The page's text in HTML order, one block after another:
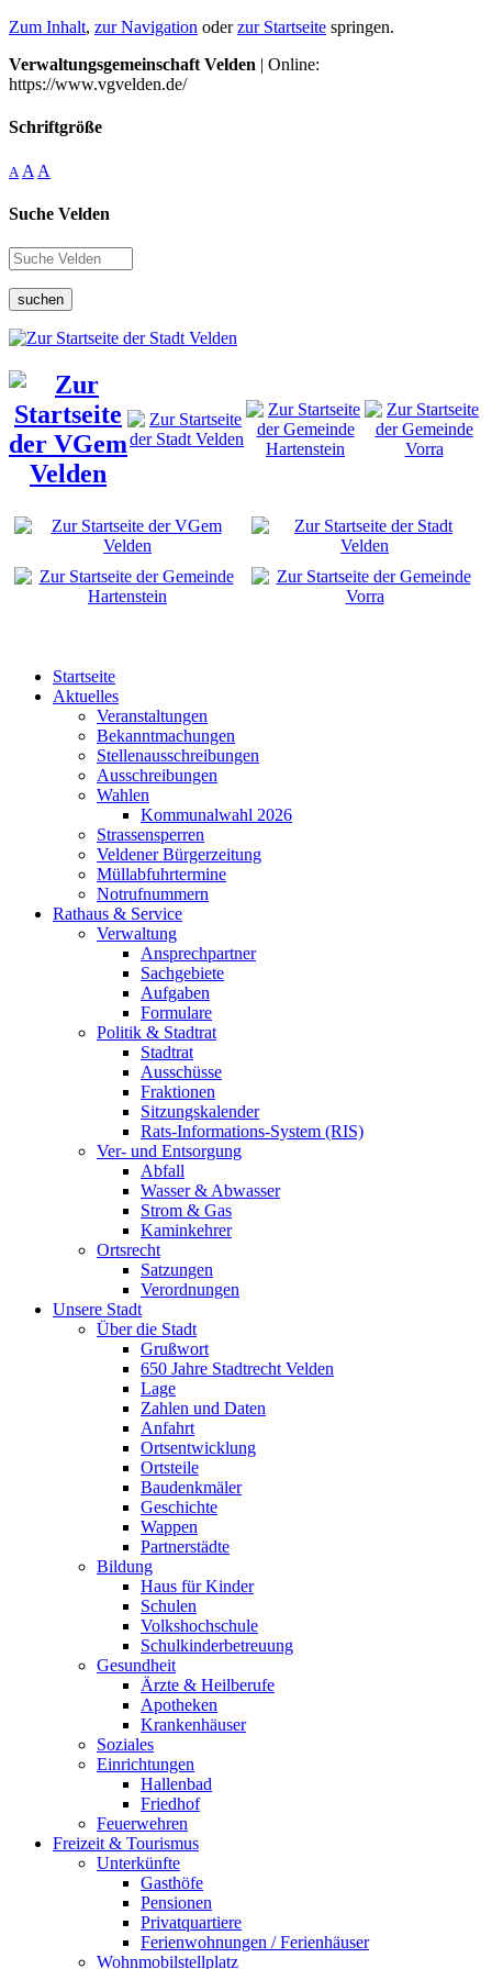
Zum Inhalt, zur Navigation oderzur Startseite springen.
Verwaltungsgemeinschaft Velden | Online:
https://www.vgvelden.de/
Schriftgröße
A A A
Suche Velden
suchen
Startseite
Aktuelles
Veranstaltungen
Bekanntmachungen
Stellenausschreibungen
Ausschreibungen
Wahlen
Kommunalwahl 2026
Strassensperren
Veldener Bürgerzeitung
Müllabfuhrtermine
Notrufnummern
Rathaus & Service
Verwaltung
Ansprechpartner
Sachgebiete
Aufgaben
Formulare
Politik & Stadtrat
Stadtrat
Ausschüsse
Fraktionen
Sitzungskalender
Rats-Informations-System (RIS)
Ver- und Entsorgung
Abfall
Wasser & Abwasser
Strom & Gas
Kaminkehrer
Ortsrecht
Satzungen
Verordnungen
Unsere Stadt
Über die Stadt
Grußwort
650 Jahre Stadtrecht Velden
Lage
Zahlen und Daten
Anfahrt
Ortsentwicklung
Ortsteile
Baudenkmäler
Geschichte
Wappen
Partnerstädte
Bildung
Haus für Kinder
Schulen
Volkshochschule
Schulkinderbetreuung
Gesundheit
Ärzte & Heilberufe
Apotheken
Krankenhäuser
Soziales
Einrichtungen
Hallenbad
Friedhof
Feuerwehren
Freizeit & Tourismus
Unterkünfte
Gasthöfe
Pensionen
Privatquartiere
Ferienwohnungen / Ferienhäuser
Wohnmobilstellplatz